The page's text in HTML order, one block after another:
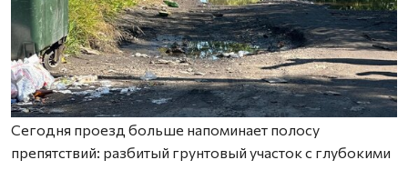
Сегодня проезд больше напоминает полосу
препятствий: разбитый грунтовый участок с глубокими